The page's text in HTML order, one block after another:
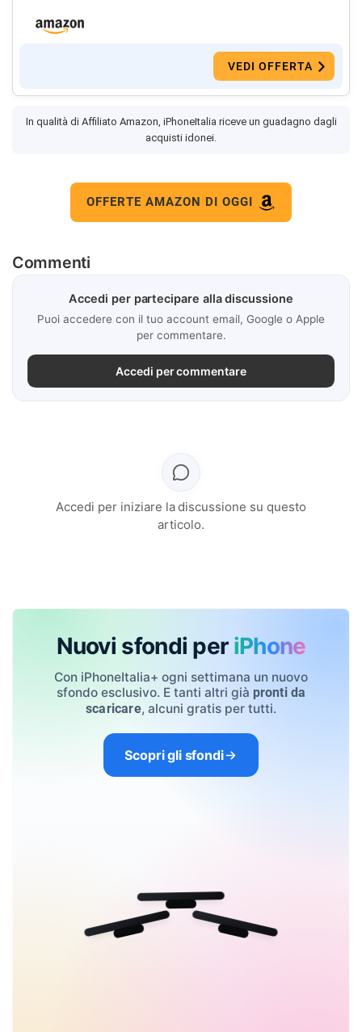
VEDI OFFERTA
In qualità di Affiliato Amazon, iPhoneItalia riceve un guadagno dagli
acquisti idonei.
OFFERTE AMAZON DI OGGI
Commenti
Accedi per partecipare alla discussione
Puoi accedere con il tuo account email, Google o Apple
per commentare.
Accedi per commentare
Accedi per iniziare la discussione su questo
articolo.
Nuovi sfondi per iPhone
Con iPhoneItalia+ ogni settimana un nuovo
sfondo esclusivo. E tanti altri già pronti da
scaricare, alcuni gratis per tutti.
Scopri gli sfondi